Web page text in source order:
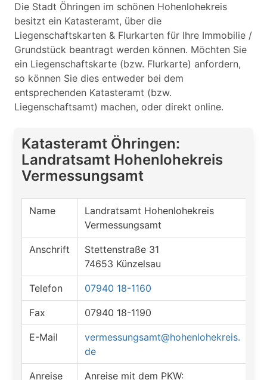
Die Stadt Öhringen im schönen Hohenlohekreis
besitzt ein Katasteramt, über die
Liegenschaftskarten & Flurkarten für Ihre Immobilie /
Grundstück beantragt werden können. Möchten Sie
ein Liegenschaftskarte (bzw. Flurkarte) anfordern,
so können Sie dies entweder bei dem
entsprechenden Katasteramt (bzw.
Liegenschaftsamt) machen, oder direkt online.
Katasteramt Öhringen:
Landratsamt Hohenlohekreis
Vermessungsamt
Name
Landratsamt Hohenlohekreis
Vermessungsamt
Anschrift
Stettenstraße 31
74653 Künzelsau
Telefon 07940 18-1160
Fax 07940 18-1190
E-Mail
vermessungsamt@hohenlohekreis.
de
Anreise Anreise mit dem PKW: